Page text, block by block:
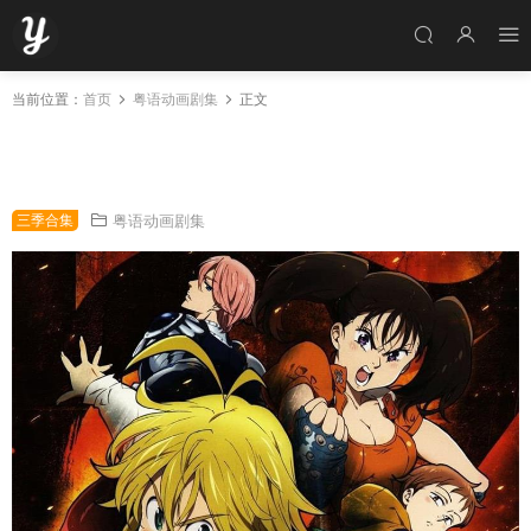
当前位置： 首页 粤语动画剧集 正文
三季合集 粤语动画剧集